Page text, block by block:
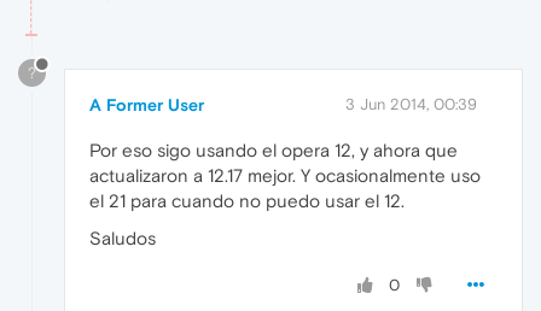
?
A Former User 3 Jun 2014, 00:39
Por eso sigo usando el opera 12, y ahora que
actualizaron a 12.17 mejor. Y ocasionalmente uso
el 21 para cuando no puedo usar el 12.
Saludos
0